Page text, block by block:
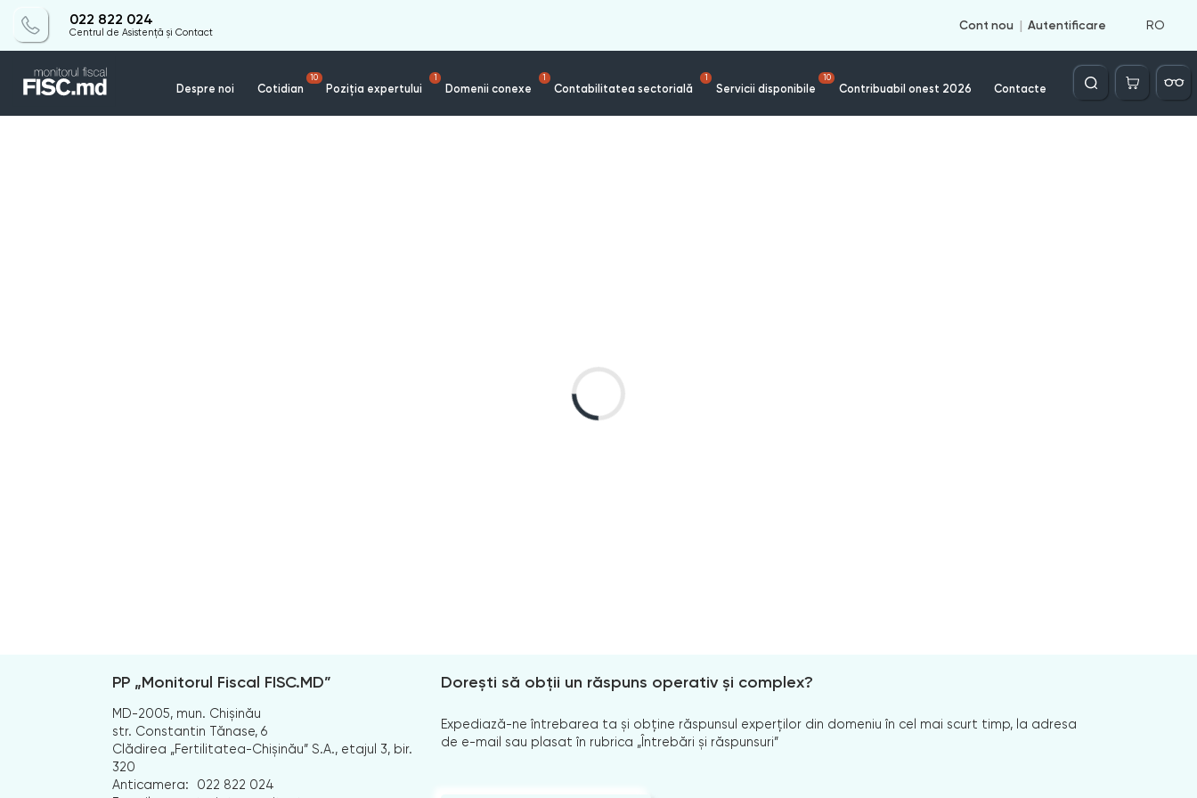
022 822 024
Centrul de Asistență și Contact
Cont nou Autentificare RO
Despre noi Cotidian
10
Poziția expertului
1
Domenii conexe
1
Contabilitatea sectorială
1
Servicii disponibile
10
Contribuabil onest 2026 Contacte
Căutare
PP „Monitorul Fiscal FISC.MD”
MD-2005, mun. Chișinău
str. Constantin Tănase, 6
Clădirea „Fertilitatea-Chișinău” S.A., etajul 3, bir.
320
Anticamera:
022 822 024
Dorești să obții un răspuns operativ și complex?
Expediază-ne întrebarea ta și obține răspunsul experților din domeniu în cel mai scurt timp, la adresa
de e-mail sau plasat în rubrica „Întrebări și răspunsuri”